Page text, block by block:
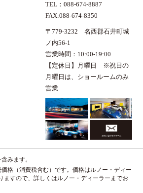
TEL：088-674-8887
FAX:088-674-8350
〒779-3232 名西郡石井町城
ノ内56-1
営業時間：10:00-19:00
【定休日】月曜日 ※祝日の
月曜日は、ショールームのみ
営業
みます。
格（消費税含む）です。価格はルノー・ディー
ますので、詳しくはルノー・ディーラーまでお